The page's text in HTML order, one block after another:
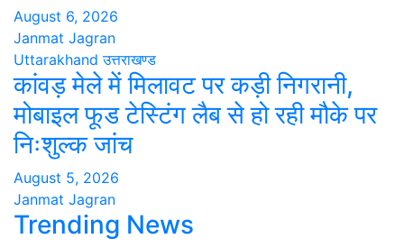
August 6, 2026
Janmat Jagran
Uttarakhand उत्तराखण्ड
कांवड़ मेले में मिलावट पर कड़ी निगरानी,
मोबाइल फूड टेस्टिंग लैब से हो रही मौके पर
निःशुल्क जांच
August 5, 2026
Janmat Jagran
Trending News